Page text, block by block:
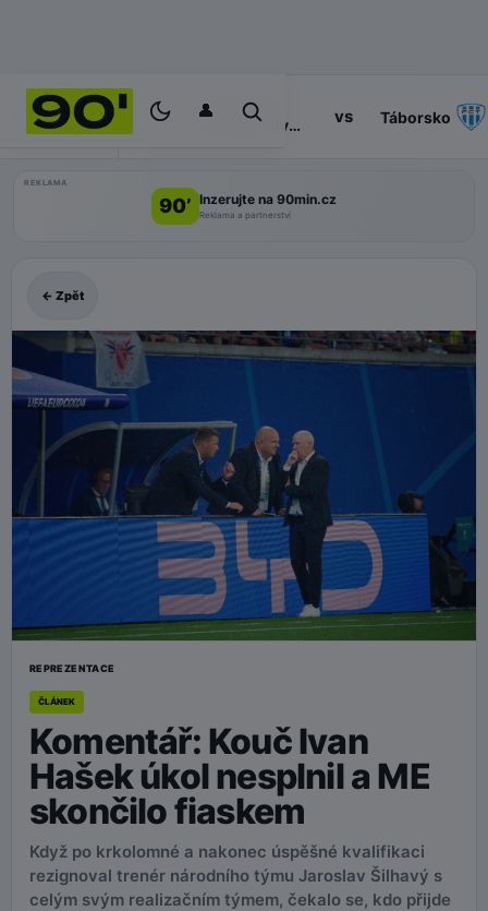
👤
PROGRAM 14:30
Baník
Ostrava
vs Táborsko
REKLAMA
90’ Inzerujte na 90min.cz
Reklama a partnerství
← Zpět
REPREZENTACE
ČLÁNEK
Komentář: Kouč Ivan
Hašek úkol nesplnil a ME
skončilo fiaskem
Když po krkolomné a nakonec úspěšné kvalifikaci
rezignoval trenér národního týmu Jaroslav Šilhavý s
celým svým realizačním týmem, čekalo se, kdo přijde